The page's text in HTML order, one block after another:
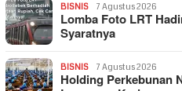
BISNIS 7 Agustus 2026
Lomba Foto LRT
Syaratnya
BISNIS 7 Agustus 2026
Holding Perkebunan